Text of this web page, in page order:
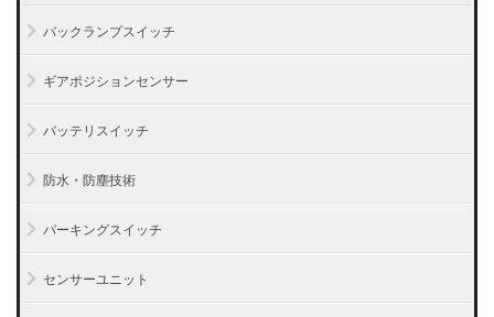
バックランプスイッチ
ギアポジションセンサー
バッテリスイッチ
防水・防塵技術
パーキングスイッチ
センサーユニット